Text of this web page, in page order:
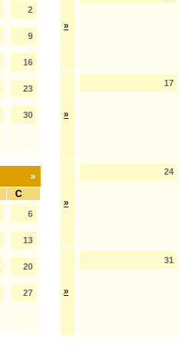
2
9
16
23
30
»
С
6
13
20
27
»
»
17
»
24
»
31